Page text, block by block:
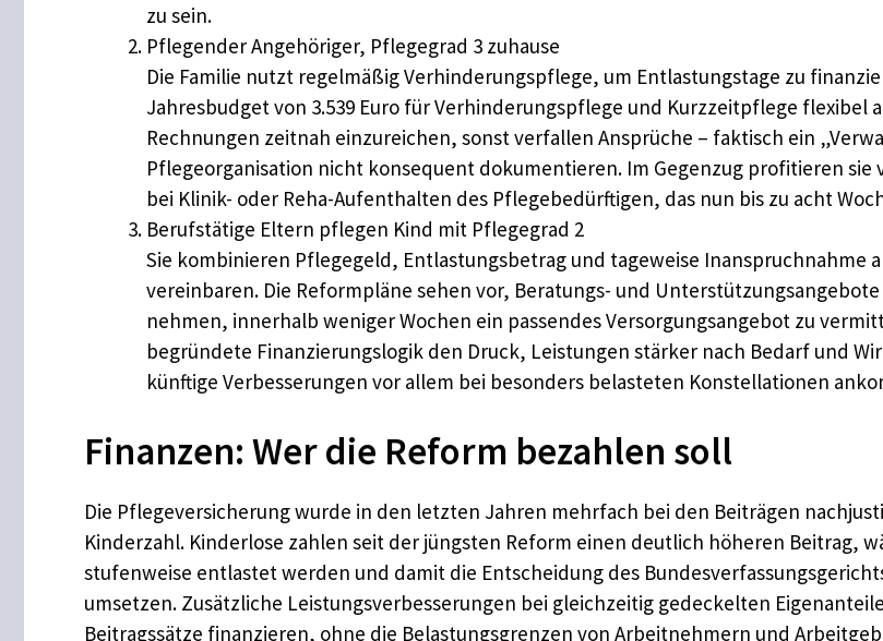
zu sein.
Pflegender Angehöriger, Pflegegrad 3 zuhause
Die Familie nutzt regelmäßig Verhinderungspflege, um Entlastungstage zu
Jahresbudget von 3.539 Euro für Verhinderungspflege und Kurzzeitpflege flexibel
Rechnungen zeitnah einzureichen, sonst verfallen Ansprüche – faktisch ein
Pflegeorganisation nicht konsequent dokumentieren. Im Gegenzug profitieren
bei Klinik- oder Reha-Aufenthalten des Pflegebedürftigen, das nun bis zu acht
Berufstätige Eltern pflegen Kind mit Pflegegrad 2
Sie kombinieren Pflegegeld, Entlastungsbetrag und tageweise Inanspruchnahme
vereinbaren. Die Reformpläne sehen vor, Beratungs- und
nehmen, innerhalb weniger Wochen ein passendes Versorgungsangebot zu
begründete Finanzierungslogik den Druck, Leistungen stärker nach Bedarf und
künftige Verbesserungen vor allem bei besonders belasteten Konstellationen
Finanzen: Wer die Reform bezahlen soll
Die Pflegeversicherung wurde in den letzten Jahren mehrfach bei den Beiträgen
Kinderzahl. Kinderlose zahlen seit der jüngsten Reform einen deutlich höheren Beitrag,
stufenweise entlastet werden und damit die Entscheidung des
umsetzen. Zusätzliche Leistungsverbesserungen bei gleichzeitig gedeckelten
Beitragssätze finanzieren, ohne die Belastungsgrenzen von Arbeitnehmern und